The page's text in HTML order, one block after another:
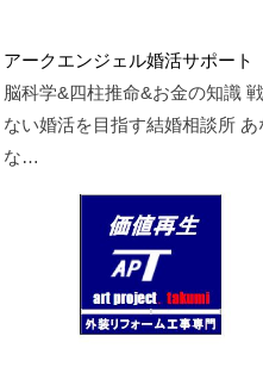
アークエンジェル婚活サポート
脳科学&四柱推命&お金の知識
ない婚活を目指す結婚相談所
な…